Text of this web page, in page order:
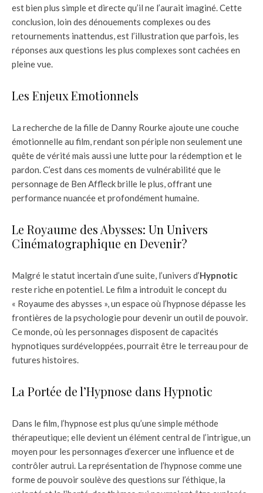
est bien plus simple et directe qu’il ne l’aurait imaginé. Cette
conclusion, loin des dénouements complexes ou des
retournements inattendus, est l’illustration que parfois, les
réponses aux questions les plus complexes sont cachées en
pleine vue.
Les Enjeux Emotionnels
La recherche de la fille de Danny Rourke ajoute une couche
émotionnelle au film, rendant son périple non seulement une
quête de vérité mais aussi une lutte pour la rédemption et le
pardon. C’est dans ces moments de vulnérabilité que le
personnage de Ben Affleck brille le plus, offrant une
performance nuancée et profondément humaine.
Le Royaume des Abysses: Un Univers
Cinématographique en Devenir?
Malgré le statut incertain d’une suite, l’univers d’Hypnotic
reste riche en potentiel. Le film a introduit le concept du
« Royaume des abysses », un espace où l’hypnose dépasse les
frontières de la psychologie pour devenir un outil de pouvoir.
Ce monde, où les personnages disposent de capacités
hypnotiques surdéveloppées, pourrait être le terreau pour de
futures histoires.
La Portée de l’Hypnose dans Hypnotic
Dans le film, l’hypnose est plus qu’une simple méthode
thérapeutique; elle devient un élément central de l’intrigue, un
moyen pour les personnages d’exercer une influence et de
contrôler autrui. La représentation de l’hypnose comme une
forme de pouvoir soulève des questions sur l’éthique, la